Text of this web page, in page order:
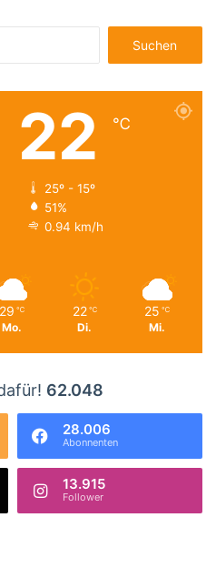
nach:
22 ℃
25º - 15º
51%
0.94 km/h
29 ℃
Mo.
22 ℃
Di.
25 ℃
Mi.
62.048
28.006
Abonnenten
13.915
Follower